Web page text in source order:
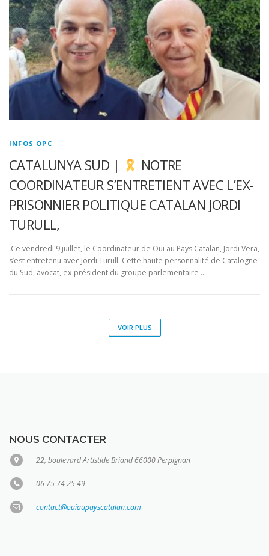
INFOS OPC
CATALUNYA SUD |
NOTRE
COORDINATEUR S’ENTRETIENT AVEC L’EX-
PRISONNIER POLITIQUE CATALAN JORDI
TURULL,
Ce vendredi 9 juillet, le Coordinateur de Oui au Pays Catalan, Jordi Vera,
s’est entretenu avec Jordi Turull. Cette haute personnalité de Catalogne
du Sud, avocat, ex-président du groupe parlementaire …
VOIR PLUS
NOUS CONTACTER
22, boulevard Artistide Briand 66000 Perpignan
06 75 74 25 49
contact@ouiaupayscatalan.com